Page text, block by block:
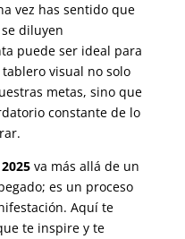
vez has sentido que
diluyen
puede ser ideal para
visual no solo
metas, sino que
constante de lo
va más allá de un
es un proceso
Aquí te
te inspire y te